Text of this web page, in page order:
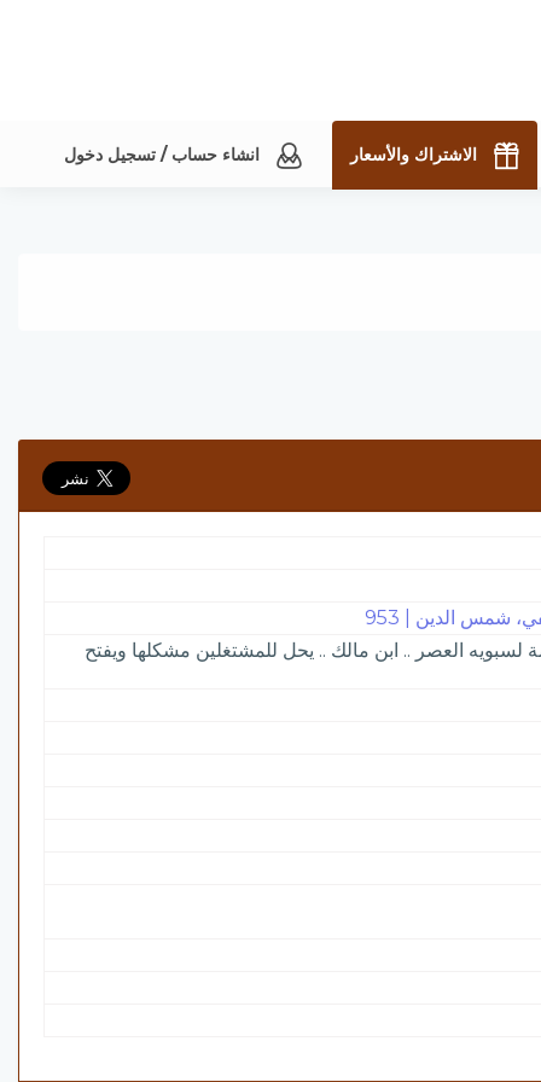
الاشتراك والأسعار انشاء حساب / تسجيل دخول
شمس الدين | 953
لسبويه العصر .. ابن مالك .. يحل للمشتغلين مشكلها ويفتح